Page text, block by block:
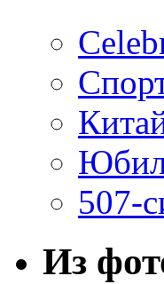
507-
Из